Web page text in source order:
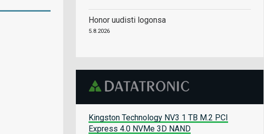
Honor uudisti logonsa
5.8.2026
Kingston Technology NV3 1 TB M.2 PCI
Express 4.0 NVMe 3D NAND